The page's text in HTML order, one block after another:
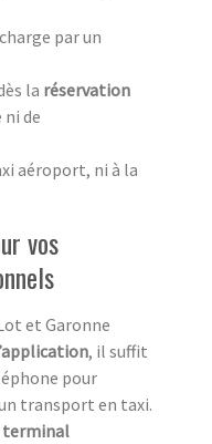
par un
la réservation
ni de
aéroport, ni à la
vos
et Garonne
, il suffit
pour
transport en taxi.